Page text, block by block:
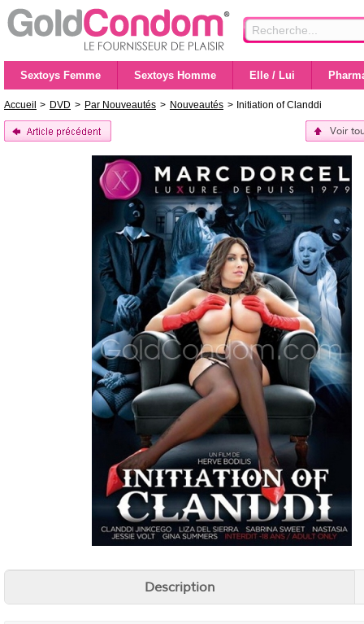
Sextoys Femme Sextoys Homme Elle / Lui
Accueil > DVD > Par Nouveautés > Nouveautés > Initiation of Clanddi
Voir
Description